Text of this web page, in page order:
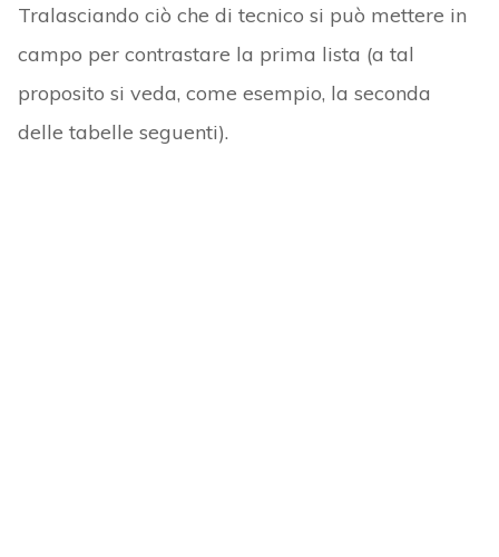
Tralasciando ciò che di tecnico si può mettere in
campo per contrastare la prima lista (a tal
proposito si veda, come esempio, la seconda
delle tabelle seguenti).